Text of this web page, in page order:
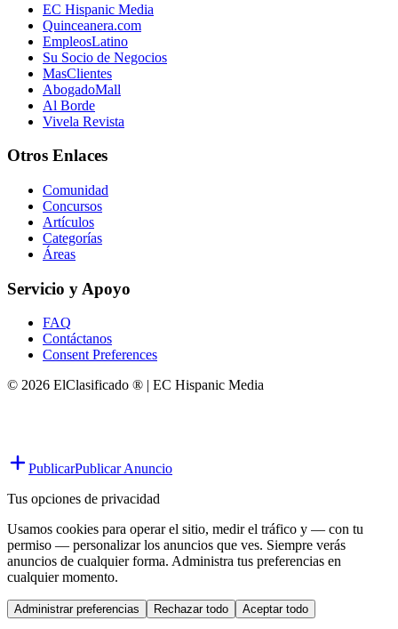
EC Hispanic Media
Quinceanera.com
EmpleosLatino
Su Socio de Negocios
MasClientes
AbogadoMall
Al Borde
Vivela Revista
Otros Enlaces
Comunidad
Concursos
Artículos
Categorías
Áreas
Servicio y Apoyo
FAQ
Contáctanos
Consent Preferences
© 2026 ElClasificado ® | EC Hispanic Media
PublicarPublicar Anuncio
Tus opciones de privacidad
Usamos cookies para operar el sitio, medir el tráfico y — con tu
permiso — personalizar los anuncios que ves. Siempre verás
anuncios de cualquier forma. Administra tus preferencias en
cualquier momento.
Administrar preferencias Rechazar todo Aceptar todo